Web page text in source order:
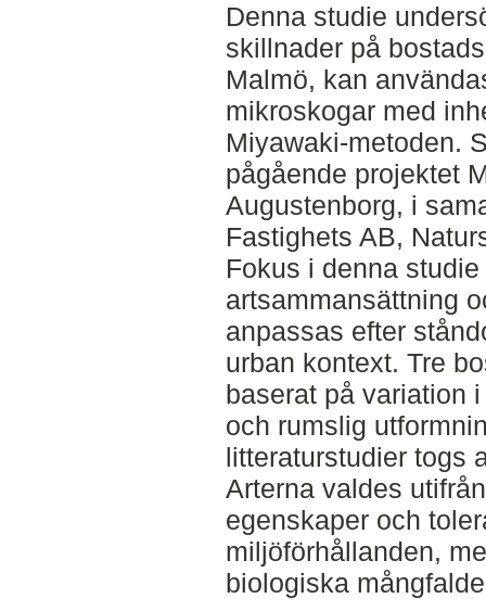
Denna studie
skillnader på
Malmö, kan
mikroskogar med
Miyawaki-metoden.
pågående projektet
Augustenborg, i
Fastighets AB,
Fokus i denna
artsammansättning
anpassas efter
urban kontext. Tre
baserat på variation
och rumslig
litteraturstudier togs
Arterna valdes
egenskaper och
miljöförhållanden,
biologiska